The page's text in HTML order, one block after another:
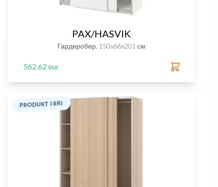
PAX/HASVIK
Гардеробер, 150x66x201 см
562.62 eur
PRODUKT I RRI